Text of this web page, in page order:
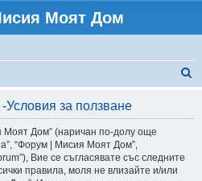
Моят Дом
за ползване
Дом” (наричан по-долу още
“Форум | Мисия Моят Дом”,
Вие се съгласявате със следните
правила, моля не влизайте и/или